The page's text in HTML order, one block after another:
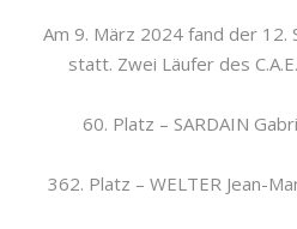
Am 9. März 2024 fand der 12.
statt. Zwei Läufer des
60. Platz – SARDAIN
362. Platz – WELTER Jean-